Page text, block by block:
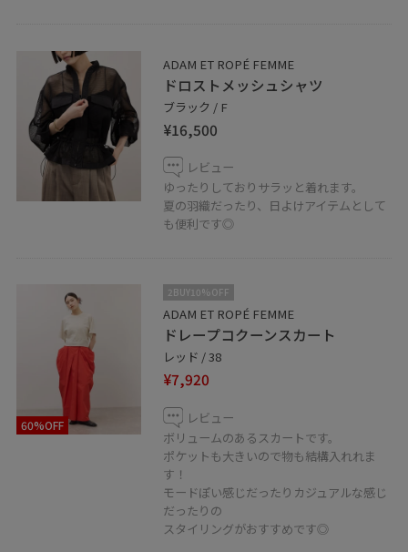
○Instagram
新作アイテムを随時配信しております！
通販やお取り置きもDMにてお伺いさせて頂きます◎
@adametrope.shinsaibashi
○LINE接客はじめました！
聞きたいことはあるけど電話するお時間がない方やこの
時期なかなか外に出られない方など。お取り置きや通販
LINEで心斎橋PARCOスタッフにご相談は
【友だち追加】をタップ！！
○PARCO ONLINE STORE
心斎橋PARCO店のみの取り扱いアイテムはパルコオンラ
インストアでもご購入いただけます。
ADAM ET ROPÉ FEMME
ドロストメッシュシャツ
ブラック / F
¥16,500
レビュー
ゆったりしておりサラッと着れます。
夏の羽織だったり、日よけアイテムとして
も便利です◎
60%OFF
2BUY10%OFF
ADAM ET ROPÉ FEMME
ドレープコクーンスカート
レッド / 38
¥7,920
レビュー
ボリュームのあるスカートです。
ポケットも大きいので物も結構入れれま
す！
モードぽい感じだったりカジュアルな感じ
だったりの
スタイリングがおすすめです◎